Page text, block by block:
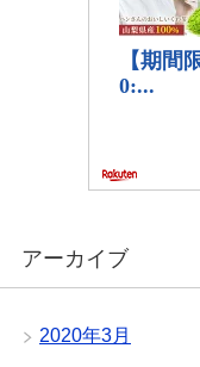
アーカイブ
2020年3月